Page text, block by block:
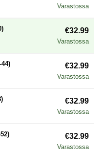
Varastossa
€32.99
Varastossa
€32.99
Varastossa
€32.99
Varastossa
€32.99
Varastossa